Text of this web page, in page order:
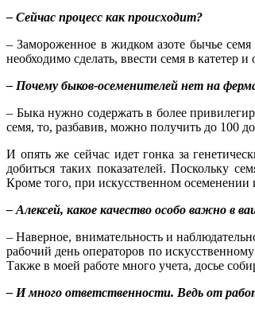
– Сейчас процесс как происходит?
– Замороженное в жидком азоте бычье
необходимо сделать, ввести семя в катетер
– Почему быков-осеменителей нет на
– Быка нужно содержать в более
семя, то, разбавив, можно получить до 100
И опять же сейчас идет гонка за
добиться таких показателей. Поскольку
Кроме того, при искусственном осеменении
– Алексей, какое качество особо важно в
– Наверное, внимательность и
рабочий день операторов по
Также в моей работе много учета, досье
– И много ответственности. Ведь от